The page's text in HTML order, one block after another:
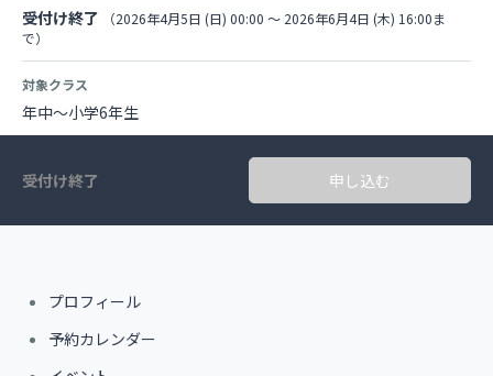
受付け終了
（2026年4月5日 (日) 00:00 〜 2026年6月4日 (木) 16:00ま
で）
対象クラス
年中～小学6年生
受付け終了 申し込む
プロフィール
予約カレンダー